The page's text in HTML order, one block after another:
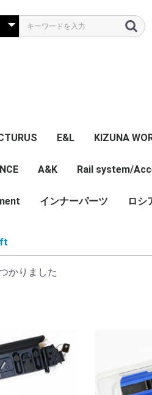
ン
ガン本体
E&L
パーツ
マガジン
エアガン本体
KIZUNA
GBB
レール/アク
マガジン
アクセサリー
A&K
エアガン本体
エアガン本体
パーツ
Rail system/
KIZUNA WORKS
TWI
NB
ZENITCO
TM ZENITCO
CORE Airsoft
ASURA
5ku
インナーパーツ ロシ
かりました